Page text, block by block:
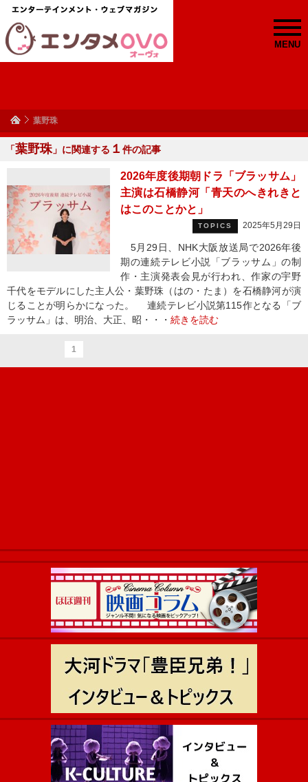
MENU
葉野珠
「葉野珠 」に関連する １ 件の記事
2026年度後期朝ドラ「ブラッサム」
主演は石橋静河「青天のへきれきと
はこのことかと」
TOPICS 2025年5月29日
5月29日、NHK大阪放送局で2026年後
期の連続テレビ小説「ブラッサム」の制
作・主演発表会見が行われ、作家の宇野
千代をモデルにした主人公・葉野珠（はの・たま）を石橋静河が演
じることが明らかになった。 連続テレビ小説第115作となる「ブ
ラッサム」は、明治、大正、昭・・・ 続きを読む
1